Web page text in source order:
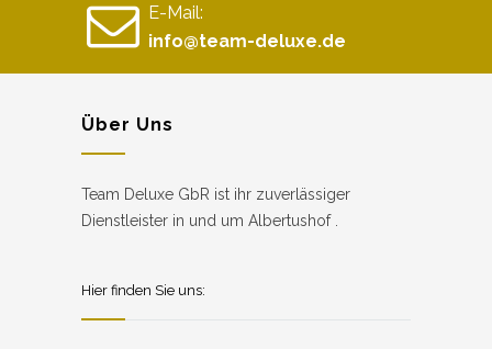
E-Mail:
info@team-deluxe.de
Über Uns
Team Deluxe GbR ist ihr zuverlässiger
Dienstleister in und um Albertushof .
Hier finden Sie uns: